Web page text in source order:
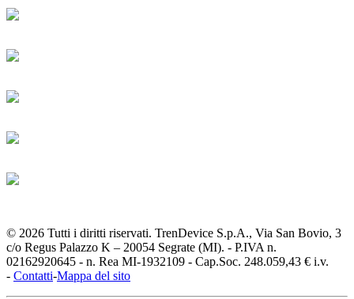
© 2026 Tutti i diritti riservati. TrenDevice S.p.A., Via San Bovio, 3
c/o Regus Palazzo K – 20054 Segrate (MI). - P.IVA n.
02162920645 - n. Rea MI-1932109 - Cap.Soc. 248.059,43 € i.v.
- Contatti-Mappa del sito